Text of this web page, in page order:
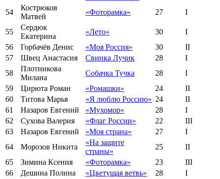
54
Кострюков
Матвей
«Фоторамка» 27 I
55
Сердюк
Екатерина
«Лето» 30
I
56
Горбачёв Денис «Моя Россия» 30
II
57
Швец Анастасия Свинка Лучик 28
I
58
Плотникова
Милана
Собачка Тучка 28
I
59
Цирюта Роман «Ромашки» 24
II
60
Титова Марья «Я люблю Россию» 24
II
61
Назаров Евгений «Мухомор» 28
I
62
Сухова Валерия «Флаг России» 22
III
63
Назаров Евгений «Моя страна» 27
I
64
Морозов Никита
«На защите
страны»
25
II
65
Зимина Ксения «Фоторамка» 23
III
66
Дешина Полина «Цветущая ветвь» 28
I